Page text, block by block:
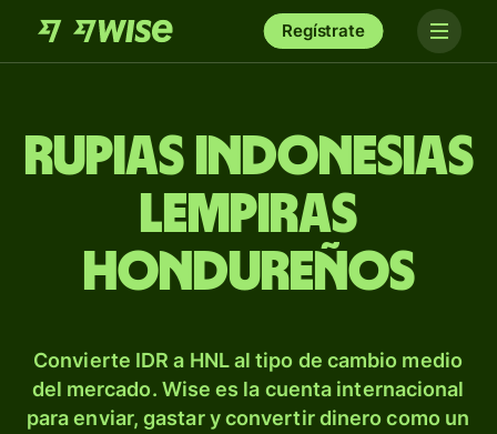
Regístrate
Rupias indonesias
lempiras
hondureños
Convierte IDR a HNL al tipo de cambio medio
del mercado. Wise es la cuenta internacional
para enviar, gastar y convertir dinero como un